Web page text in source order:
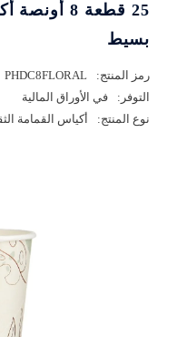
25 قطعة 8
بسيط
رمز المنتج:
PHDC8FLORAL
التوفر:
في الأوراق المالية
نوع المنتج:
أكياس القمامة